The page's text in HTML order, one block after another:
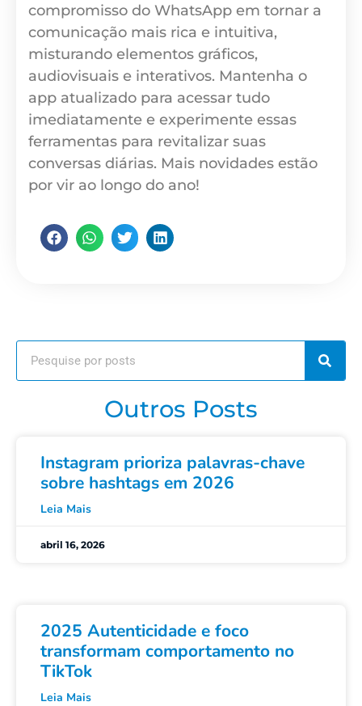
compromisso do WhatsApp em tornar a
comunicação mais rica e intuitiva,
misturando elementos gráficos,
audiovisuais e interativos. Mantenha o
app atualizado para acessar tudo
imediatamente e experimente essas
ferramentas para revitalizar suas
conversas diárias. Mais novidades estão
por vir ao longo do ano!
Outros Posts
Instagram prioriza palavras-chave
sobre hashtags em 2026
Leia Mais
abril 16, 2026
2025 Autenticidade e foco
transformam comportamento no
TikTok
Leia Mais